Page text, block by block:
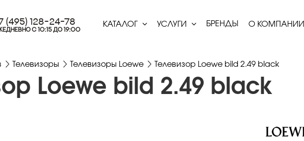
(495) 128-24-78
С 10:15 ДО 19:00
КАТАЛОГ УСЛУГИ БРЕНДЫ О КОМПАНИИ
Телевизоры Телевизоры Loewe Телевизор Loewe bild 2.49 black
Loewe bild 2.49 black